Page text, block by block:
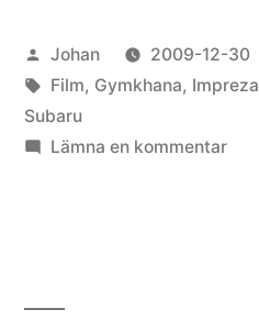
Publicerat
av
Johan 2009-12-30
Etiketter:
Film, Gymkhana, Impreza
Subaru
Lämna en kommentartill